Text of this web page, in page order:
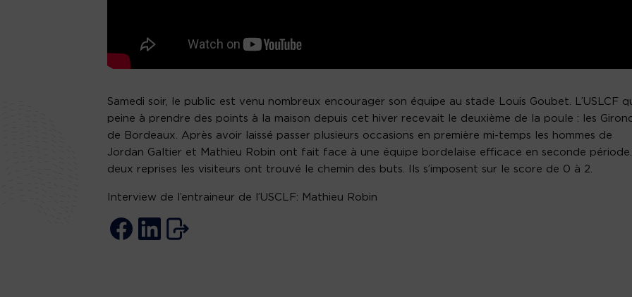
Samedi soir, le public est venu nombreux encourager son équipe au stade Louis Goubet. L’USLCF
peine à prendre des points à la maison depuis cet hiver recevait le deuxième de la poule : les
de Bordeaux. Après avoir laissé passer plusieurs occasions en première mi-temps les hommes de
Jordan Galtier et Mathieu Robin ont fait face à une équipe bordelaise efficace en seconde
deux reprises les visiteurs ont trouvé le chemin des buts. Ils s’imposent sur le score de 0 à 2.
Interview de l’entraineur de l’USCLF: Mathieu Robin